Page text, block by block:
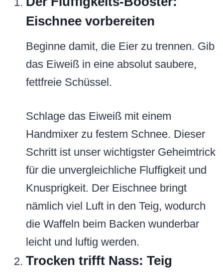
Eischnee vorbereiten
Beginne damit, die Eier zu trennen. Gib
das Eiweiß in eine absolut saubere,
fettfreie Schüssel.
Schlage das Eiweiß mit einem
Handmixer zu festem Schnee. Dieser
Schritt ist unser wichtigster Geheimtrick
für die unvergleichliche Fluffigkeit und
Knusprigkeit. Der Eischnee bringt
nämlich viel Luft in den Teig, wodurch
die Waffeln beim Backen wunderbar
leicht und luftig werden.
Trocken trifft Nass: Teig